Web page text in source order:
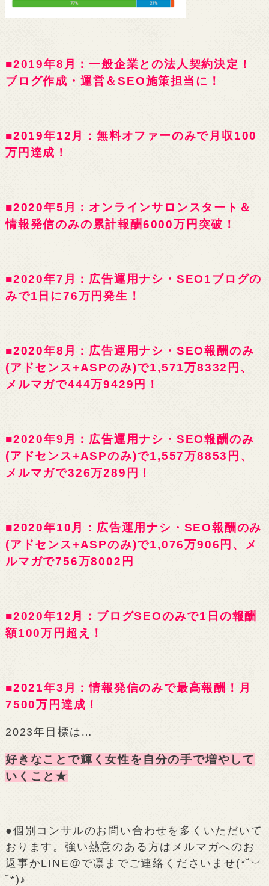
■2019年8月：一般企業との法人契約決定！
ブログ作成・運営＆SEO施策担当に！
■2019年12月：無料オファーのみで月収100
万円達成！
■2020年5月：オンラインサロンスタート＆
情報発信のみの累計報酬6000万円突破！
■2020年7月：広告運用ナシ・SEO1ブログの
みで1日に76万円発生！
■2020年8月：広告運用ナシ・SEO報酬のみ
(アドセンス+ASPのみ)で1,571万8332円、
メルマガで444万9429円！
■2020年9月：広告運用ナシ・SEO報酬のみ
(アドセンス+ASPのみ)で1,557万8853円、
メルマガで326万289円！
■2020年10月：広告運用ナシ・SEO報酬のみ
(アドセンス+ASPのみ)で1,076万906円、メ
ルマガで756万8002円
■2020年12月：ブログSEOのみで1日の報酬
額100万円超え！
■2021年3月：情報発信のみで最高報酬！月
7500万円達成！
2023年目標は…
好きなことで輝く女性を自分の手で増やして
いくこと★
●個別コンサルのお問い合わせを多くいただいて
おります。強い熱意のある方はメルマガへのお
返事かLINE@で凛までご連絡くださいませ(*˘︶
˘*)♪